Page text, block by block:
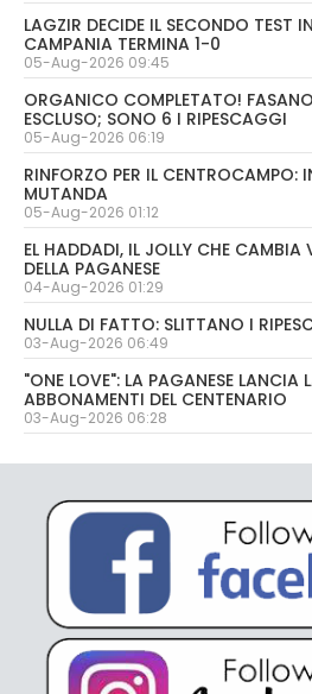
LAGZIR DECIDE IL SECONDO TEST
CAMPANIA TERMINA 1-0
05-Aug-2026 09:45
ORGANICO COMPLETATO!
ESCLUSO; SONO 6 I RIPESCAGGI
05-Aug-2026 06:19
RINFORZO PER IL CENTROCAMPO:
MUTANDA
05-Aug-2026 01:12
EL HADDADI, IL JOLLY CHE
DELLA PAGANESE
04-Aug-2026 01:29
NULLA DI FATTO: SLITTANO I
03-Aug-2026 06:49
"ONE LOVE": LA PAGANESE LANCIA
ABBONAMENTI DEL CENTENARIO
03-Aug-2026 06:28